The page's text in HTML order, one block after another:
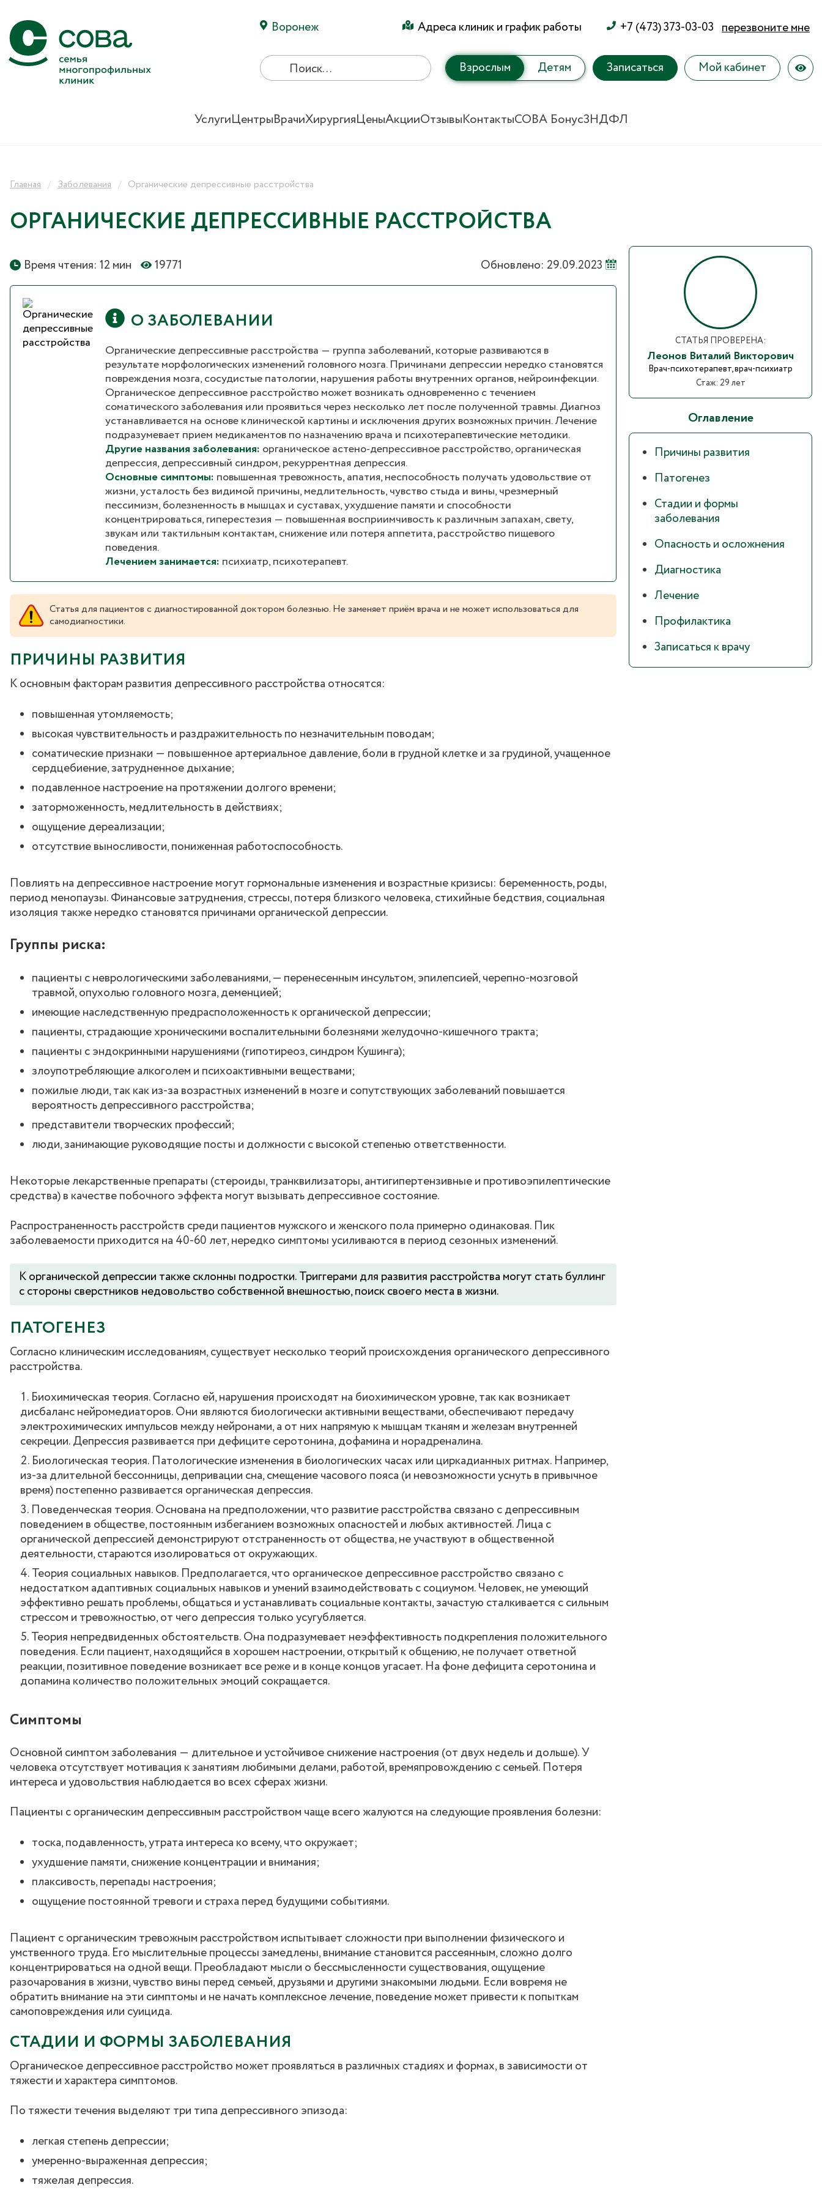
Воронеж Адреса клиник и график работы +7 (473) 373-03-03 перезвоните мне
Взрослым Детям Записаться Мой кабинет
УслугиЦентрыВрачиХирургияЦеныАкцииОтзывыКонтактыСОВА Бонус3НДФЛ
Главная Заболевания Органические депрессивные расстройства
ОРГАНИЧЕСКИЕ ДЕПРЕССИВНЫЕ РАССТРОЙСТВА
Время чтения: 12 мин 19771 Обновлено: 29.09.2023
О ЗАБОЛЕВАНИИ
Органические депрессивные расстройства ― группа заболеваний, которые развиваются в
результате морфологических изменений головного мозга. Причинами депрессии нередко становятся
повреждения мозга, сосудистые патологии, нарушения работы внутренних органов, нейроинфекции.
Органическое депрессивное расстройство может возникать одновременно с течением
соматического заболевания или проявиться через несколько лет после полученной травмы. Диагноз
устанавливается на основе клинической картины и исключения других возможных причин. Лечение
подразумевает прием медикаментов по назначению врача и психотерапевтические методики.
Другие названия заболевания: органическое астено-депрессивное расстройство, органическая
депрессия, депрессивный синдром, рекуррентная депрессия.
Основные симптомы: повышенная тревожность, апатия, неспособность получать удовольствие от
жизни, усталость без видимой причины, медлительность, чувство стыда и вины, чрезмерный
пессимизм, болезненность в мышцах и суставах, ухудшение памяти и способности
концентрироваться, гиперестезия ― повышенная восприимчивость к различным запахам, свету,
звукам или тактильным контактам, снижение или потеря аппетита, расстройство пищевого
поведения.
Лечением занимается: психиатр, психотерапевт.
Статья для пациентов с диагностированной доктором болезнью. Не заменяет приём врача и не может использоваться для
самодиагностики.
ПРИЧИНЫ РАЗВИТИЯ
К основным факторам развития депрессивного расстройства относятся:
повышенная утомляемость;
высокая чувствительность и раздражительность по незначительным поводам;
соматические признаки ― повышенное артериальное давление, боли в грудной клетке и за грудиной, учащенное
сердцебиение, затрудненное дыхание;
подавленное настроение на протяжении долгого времени;
заторможенность, медлительность в действиях;
ощущение дереализации;
отсутствие выносливости, пониженная работоспособность.
Повлиять на депрессивное настроение могут гормональные изменения и возрастные кризисы: беременность, роды,
период менопаузы. Финансовые затруднения, стрессы, потеря близкого человека, стихийные бедствия, социальная
изоляция также нередко становятся причинами органической депрессии.
Группы риска:
пациенты с неврологическими заболеваниями, — перенесенным инсультом, эпилепсией, черепно-мозговой
травмой, опухолью головного мозга, деменцией;
имеющие наследственную предрасположенность к органической депрессии;
пациенты, страдающие хроническими воспалительными болезнями желудочно-кишечного тракта;
пациенты с эндокринными нарушениями (гипотиреоз, синдром Кушинга);
злоупотребляющие алкоголем и психоактивными веществами;
пожилые люди, так как из-за возрастных изменений в мозге и сопутствующих заболеваний повышается
вероятность депрессивного расстройства;
представители творческих профессий;
люди, занимающие руководящие посты и должности с высокой степенью ответственности.
Некоторые лекарственные препараты (стероиды, транквилизаторы, антигипертензивные и противоэпилептические
средства) в качестве побочного эффекта могут вызывать депрессивное состояние.
Распространенность расстройств среди пациентов мужского и женского пола примерно одинаковая. Пик
заболеваемости приходится на 40-60 лет, нередко симптомы усиливаются в период сезонных изменений.
К органической депрессии также склонны подростки. Триггерами для развития расстройства могут стать буллинг
с стороны сверстников недовольство собственной внешностью, поиск своего места в жизни.
ПАТОГЕНЕЗ
Согласно клиническим исследованиям, существует несколько теорий происхождения органического депрессивного
расстройства.
Биохимическая теория. Согласно ей, нарушения происходят на биохимическом уровне, так как возникает
дисбаланс нейромедиаторов. Они являются биологически активными веществами, обеспечивают передачу
электрохимических импульсов между нейронами, а от них напрямую к мышцам тканям и железам внутренней
секреции. Депрессия развивается при дефиците серотонина, дофамина и норадреналина.
Биологическая теория. Патологические изменения в биологических часах или циркадианных ритмах. Например,
из-за длительной бессонницы, депривации сна, смещение часового пояса (и невозможности уснуть в привычное
время) постепенно развивается органическая депрессия.
Поведенческая теория. Основана на предположении, что развитие расстройства связано с депрессивным
поведением в обществе, постоянным избеганием возможных опасностей и любых активностей. Лица с
органической депрессией демонстрируют отстраненность от общества, не участвуют в общественной
деятельности, стараются изолироваться от окружающих.
Теория социальных навыков. Предполагается, что органическое депрессивное расстройство связано с
недостатком адаптивных социальных навыков и умений взаимодействовать с социумом. Человек, не умеющий
эффективно решать проблемы, общаться и устанавливать социальные контакты, зачастую сталкивается с сильным
стрессом и тревожностью, от чего депрессия только усугубляется.
Теория непредвиденных обстоятельств. Она подразумевает неэффективность подкрепления положительного
поведения. Если пациент, находящийся в хорошем настроении, открытый к общению, не получает ответной
реакции, позитивное поведение возникает все реже и в конце концов угасает. На фоне дефицита серотонина и
допамина количество положительных эмоций сокращается.
Симптомы
Основной симптом заболевания ― длительное и устойчивое снижение настроения (от двух недель и дольше). У
человека отсутствует мотивация к занятиям любимыми делами, работой, времяпровождению с семьей. Потеря
интереса и удовольствия наблюдается во всех сферах жизни.
Пациенты с органическим депрессивным расстройством чаще всего жалуются на следующие проявления болезни:
тоска, подавленность, утрата интереса ко всему, что окружает;
ухудшение памяти, снижение концентрации и внимания;
плаксивость, перепады настроения;
ощущение постоянной тревоги и страха перед будущими событиями.
Пациент с органическим тревожным расстройством испытывает сложности при выполнении физического и
умственного труда. Его мыслительные процессы замедлены, внимание становится рассеянным, сложно долго
концентрироваться на одной вещи. Преобладают мысли о бессмысленности существования, ощущение
разочарования в жизни, чувство вины перед семьей, друзьями и другими знакомыми людьми. Если вовремя не
обратить внимание на эти симптомы и не начать комплексное лечение, поведение может привести к попыткам
самоповреждения или суицида.
СТАДИИ И ФОРМЫ ЗАБОЛЕВАНИЯ
Органическое депрессивное расстройство может проявляться в различных стадиях и формах, в зависимости от
тяжести и характера симптомов.
По тяжести течения выделяют три типа депрессивного эпизода:
легкая степень депрессии;
умеренно-выраженная депрессия;
тяжелая депрессия.
СТАТЬЯ ПРОВЕРЕНА:
Леонов Виталий Викторович
Врач-психотерапевт, врач-психиатр
Стаж: 29 лет
Оглавление
Причины развития
Патогенез
Стадии и формы
заболевания
Опасность и осложнения
Диагностика
Лечение
Профилактика
Записаться к врачу